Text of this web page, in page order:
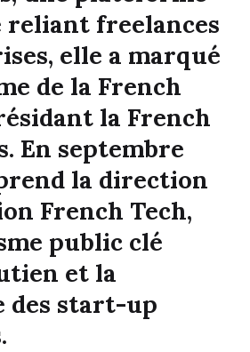
reliant freelances
elle a marqué
de la French
la French
En septembre
la direction
French Tech,
public clé
et la
des start-up